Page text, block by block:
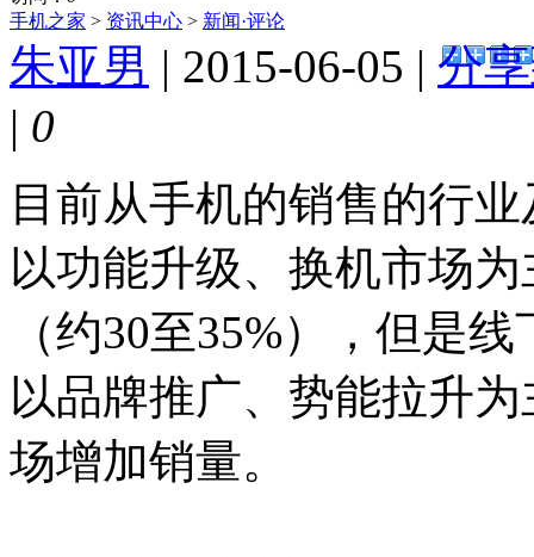
手机之家 > 资讯中心 > 新闻·评论
朱亚男 | 2015-06-05 | 分
| 0
目前从手机的销售的行
以功能升级、换机市场
（约30至35%），但是
以品牌推广、势能拉升
场增加销量。